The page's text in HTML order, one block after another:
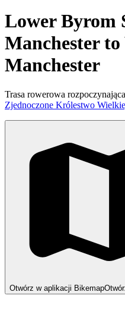
Lower Byrom
Manchester
Manchester
Trasa rowerowa
Zjednoczone Królestwo
Otwórz w aplikacji Bikemap